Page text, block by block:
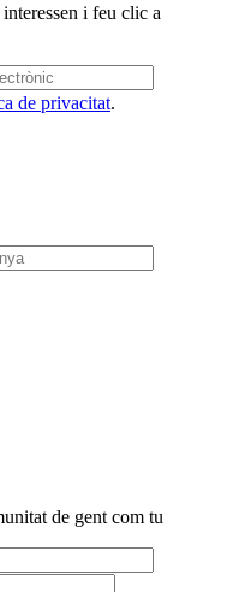
i feu clic a
de privacitat.
de gent com tu